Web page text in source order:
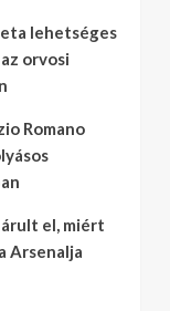
lehetséges
orvosi
Romano
el, miért
Arsenalja